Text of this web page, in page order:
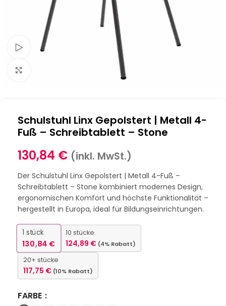
Schau Video
Schulstuhl Linx Gepolstert | Metall 4-
Fuß – Schreibtablett – Stone
130,84 € (inkl. MwSt.)
Der Schulstuhl Linx Gepolstert | Metall 4-Fuß –
Schreibtablett – Stone kombiniert modernes Design,
ergonomischen Komfort und höchste Funktionalität –
hergestellt in Europa, ideal für Bildungseinrichtungen.
1 stück
130,84 €
10 stücke
124,89 € (4% Rabatt)
20+ stücke
117,75 € (10% Rabatt)
FARBE